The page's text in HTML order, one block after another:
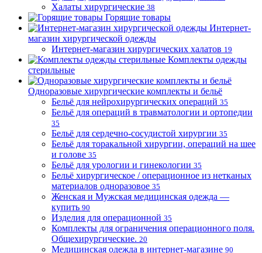
Халаты хирургические 38
Горящие товары
Интернет-
магазин хирургической одежды
Интернет-магазин хирургических халатов 19
Комплекты одежды
стерильные
Одноразовые хирургические комплекты и бельё
Бельё для нейрохирургических операций 35
Бельё для операций в травматологии и ортопедии
35
Бельё для сердечно-сосудистой хирургии 35
Бельё для торакальной хирургии, операций на шее
и голове 35
Бельё для урологии и гинекологии 35
Бельё хирургическое / операционное из нетканых
материалов одноразовое 35
Женская и Мужская медицинская одежда —
купить 90
Изделия для операционной 35
Комплекты для ограничения операционного поля.
Общехирургические. 20
Медицинская одежда в интернет-магазине 90